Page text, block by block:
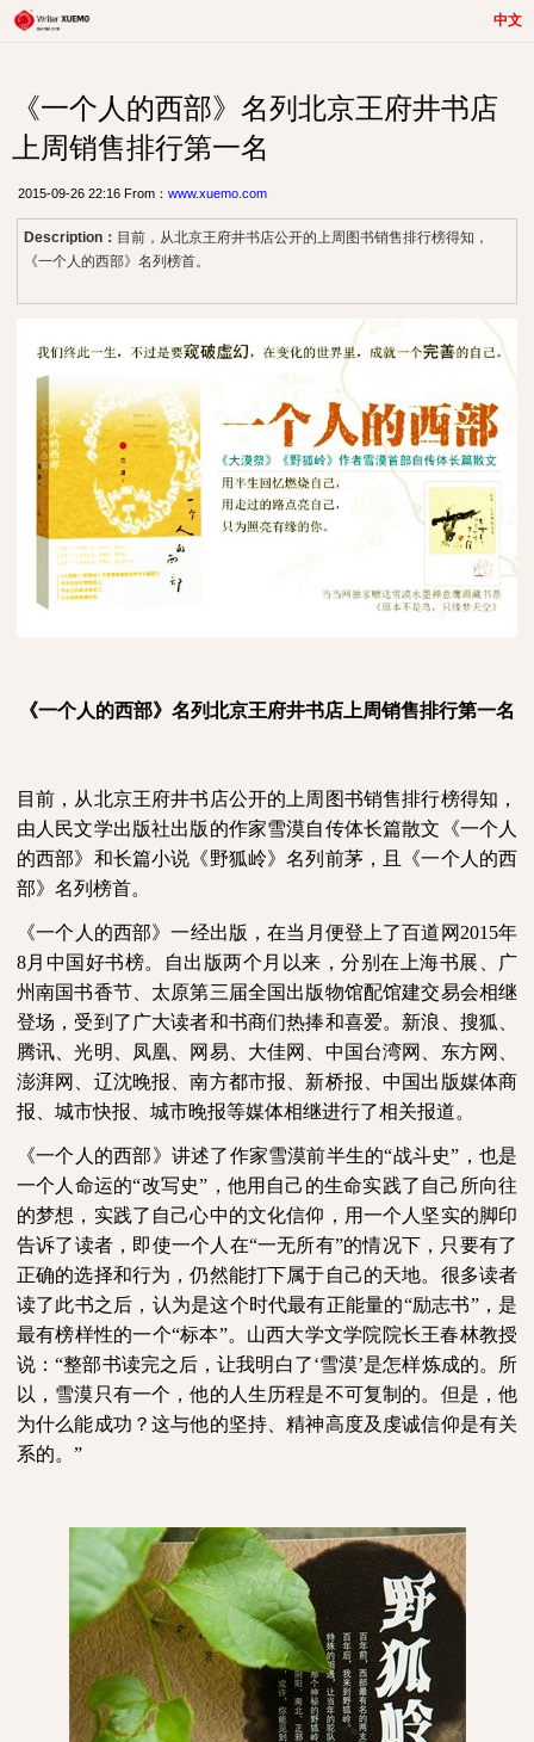
中文
《一个人的西部》名列北京王府井书店
上周销售排行第一名
2015-09-26 22:16 From： www.xuemo.com
Description： 目前，从北京王府井书店公开的上周图书销售排行榜得知，
《一个人的西部》名列榜首。
《一个人的西部》名列北京王府井书店上周销售排行第一名
目前，从北京王府井书店公开的上周图书销售排行榜得知，
由人民文学出版社出版的作家雪漠自传体长篇散文《一个人
的西部》和长篇小说《野狐岭》名列前茅，且《一个人的西
部》名列榜首。
《一个人的西部》一经出版，在当月便登上了百道网 2015年
8月中国好书榜。自出版两个月以来，分别在上海书展、广
州南国书香节、太原第三届全国出版物馆配馆建交易会相继
登场，受到了广大读者和书商们热捧和喜爱。新浪、搜狐、
腾讯、光明、凤凰、网易、大佳网、中国台湾网、东方网、
澎湃网、辽沈晚报、南方都市报、新桥报、中国出版媒体商
报、城市快报、城市晚报等媒体相继进行了相关报道。
《一个人的西部》讲述了作家雪漠前半生的“战斗史”，也是
一个人命运的“改写史”，他用自己的生命实践了自己所向往
的梦想，实践了自己心中的文化信仰，用一个人坚实的脚印
告诉了读者，即使一个人在“一无所有”的情况下，只要有了
正确的选择和行为，仍然能打下属于自己的天地。很多读者
读了此书之后，认为是这个时代最有正能量的“励志书”，是
最有榜样性的一个“标本”。山西大学文学院院长王春林教授
说：“整部书读完之后，让我明白了‘雪漠’是怎样炼成的。所
以，雪漠只有一个，他的人生历程是不可复制的。但是，他
为什么能成功？这与他的坚持、精神高度及虔诚信仰是有关
系的。”